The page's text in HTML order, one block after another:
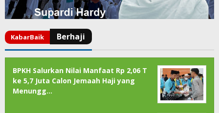
BPKH Salurkan Nilai Manfaat Rp 2,06 T
ke 5,7 Juta Calon Jemaah Haji yang
Menungg…